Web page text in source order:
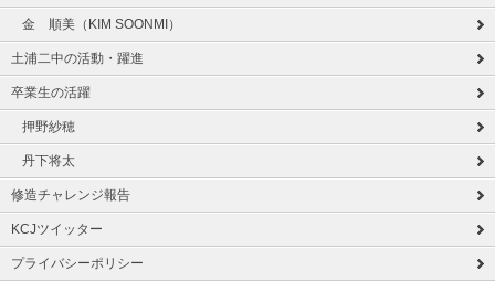
金 順美（KIM SOONMI）
土浦二中の活動・躍進
卒業生の活躍
押野紗穂
丹下将太
修造チャレンジ報告
KCJツイッター
プライバシーポリシー